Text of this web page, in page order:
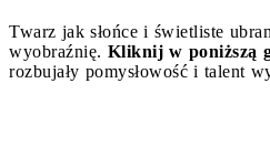
Twarz jak słońce i świetliste
wyobraźnię. Kliknij w poniższą
rozbujały pomysłowość i talent